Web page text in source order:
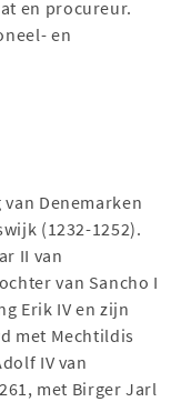
en procureur.
en
Denemarken
(1232-1252).
II van
van Sancho I
Erik IV en zijn
met Mechtildis
IV van
met Birger Jarl